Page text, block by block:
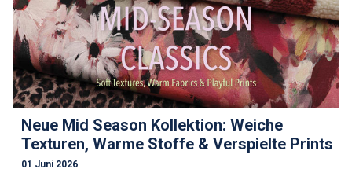
Neue Mid Season Kollektion: Weiche
Texturen, Warme Stoffe & Verspielte Prints
01 Juni 2026